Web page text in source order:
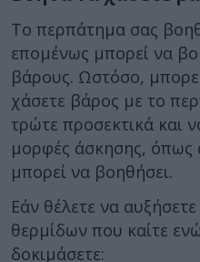
Το περπάτημα σας
επομένως μπορεί να
βάρους. Ωστόσο,
χάσετε βάρος με το
τρώτε προσεκτικά και
μορφές άσκησης, όπως
μπορεί να βοηθήσει.
Εάν θέλετε να
θερμίδων που καίτε
δοκιμάσετε: